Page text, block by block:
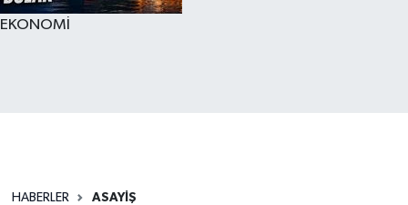
EKONOMİ
HABERLER ASAYİŞ